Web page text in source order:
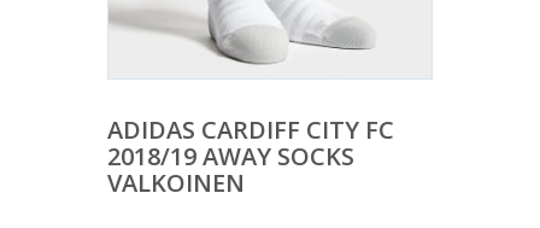
ADIDAS CARDIFF CITY FC
2018/19 AWAY SOCKS
VALKOINEN